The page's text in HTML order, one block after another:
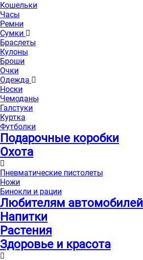
Кошельки
Часы
Ремни
Сумки
Браслеты
Кулоны
Броши
Очки
Одежда
Носки
Чемоданы
Галстуки
Куртка
Футболки
Подарочные коробки
Охота
Пневматические пистолеты
Ножи
Бинокли и рации
Любителям автомобилей
Напитки
Растения
Здоровье и красота